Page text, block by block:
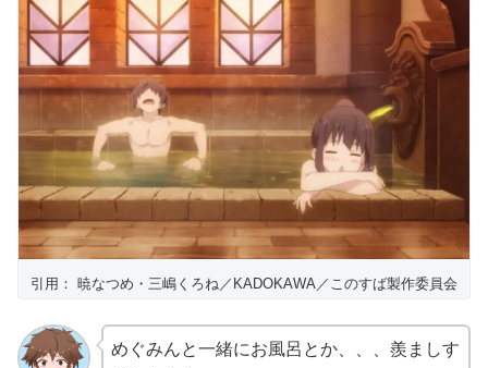
引用： 暁なつめ・三嶋くろね／KADOKAWA／このすば製作委員会
めぐみんと一緒にお風呂とか、、、羨ましす